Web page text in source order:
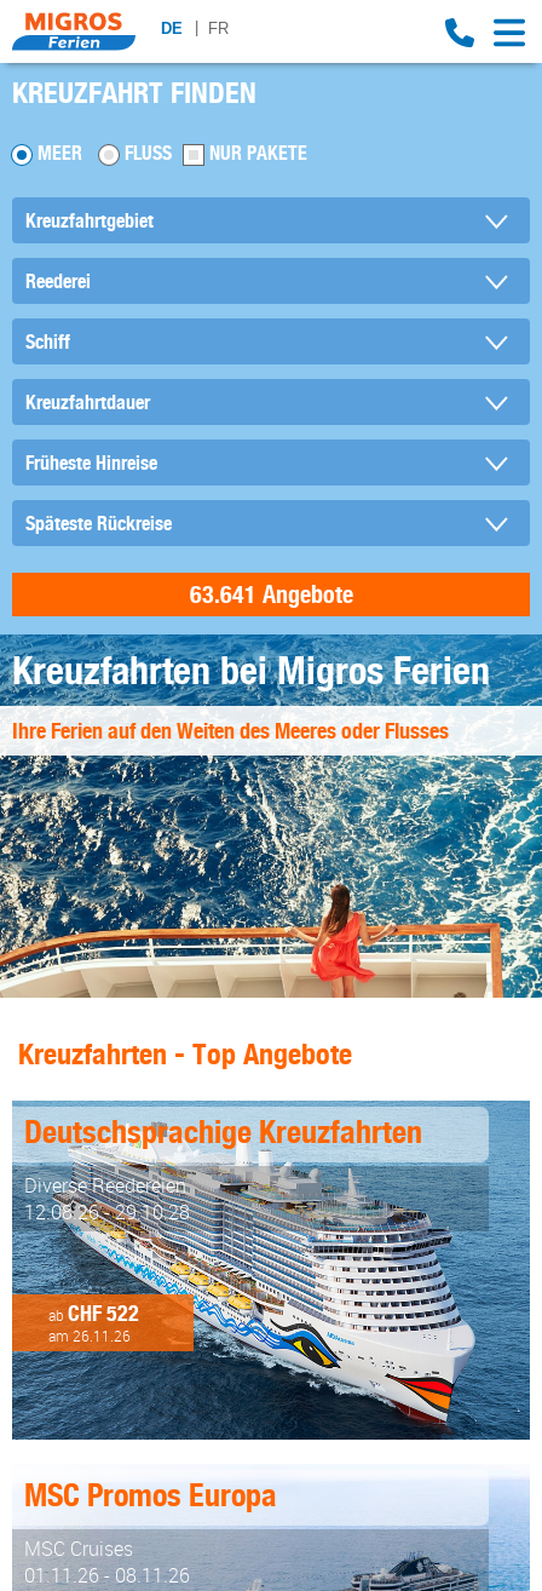
DE FR
KREUZFAHRT FINDEN
MEER FLUSS NUR PAKETE
Kreuzfahrten bei Migros Ferien
Ihre Ferien auf den Weiten des Meeres oder Flusses
Kreuzfahrten - Top Angebote
Deutschsprachige Kreuzfahrten
Diverse Reedereien
12.08.26 - 29.10.28
ab CHF 522
am 26.11.26
MSC Promos Europa
MSC Cruises
01.11.26 - 08.11.26